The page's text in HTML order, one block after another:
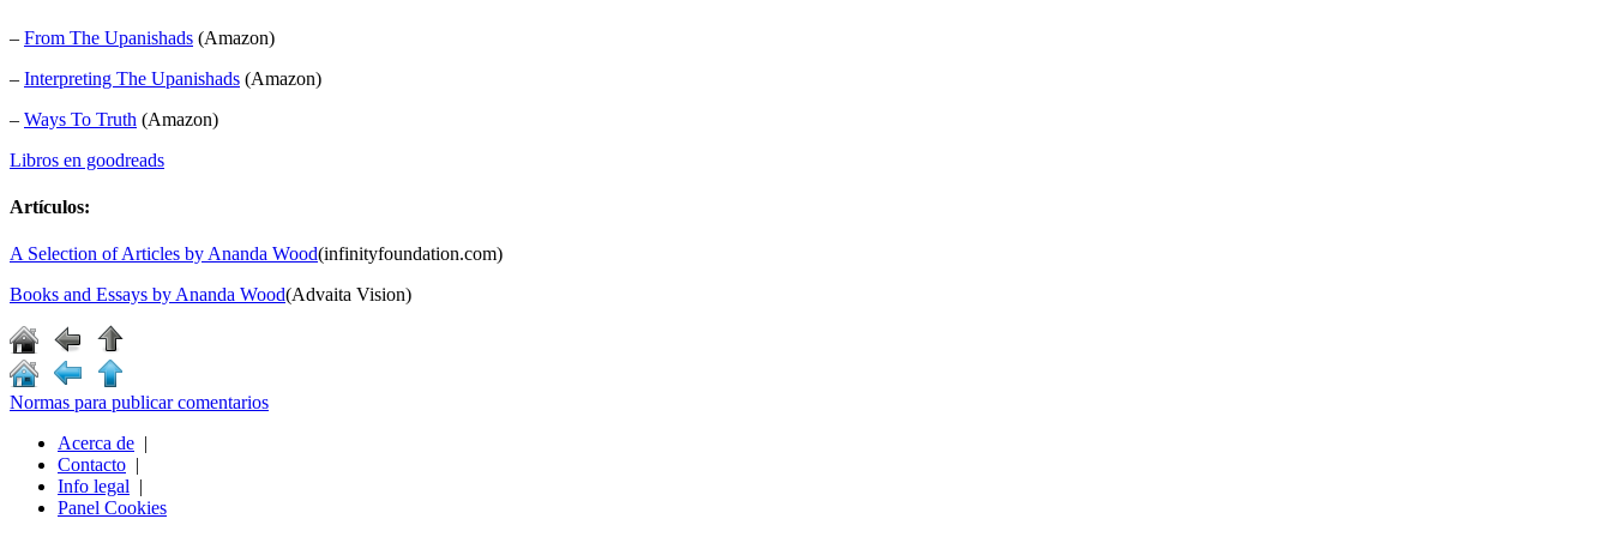
– From The Upanishads (Amazon)
– Interpreting The Upanishads (Amazon)
– Ways To Truth (Amazon)
Libros en goodreads
Artículos:
A Selection of Articles by Ananda Wood(infinityfoundation.com)
Books and Essays by Ananda Wood(Advaita Vision)
Normas para publicar comentarios
Acerca de
Contacto
Info legal
Panel Cookies